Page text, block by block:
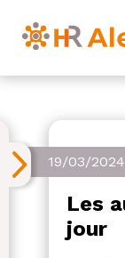
19/03/2024
Les
jour